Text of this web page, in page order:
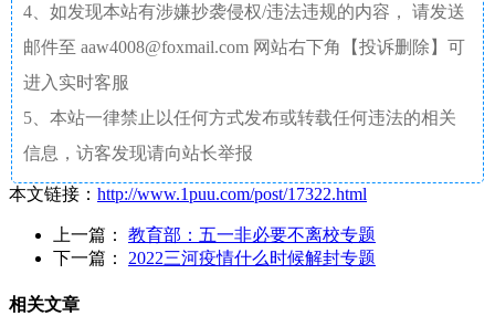
4、如发现本站有涉嫌抄袭侵权/违法违规的内容， 请发送
邮件至 aaw4008@foxmail.com 网站右下角【投诉删除】可
进入实时客服
5、本站一律禁止以任何方式发布或转载任何违法的相关
信息，访客发现请向站长举报
本文链接： http://www.1puu.com/post/17322.html
上一篇： 教育部：五一非必要不离校专题
下一篇： 2022三河疫情什么时候解封专题
相关文章